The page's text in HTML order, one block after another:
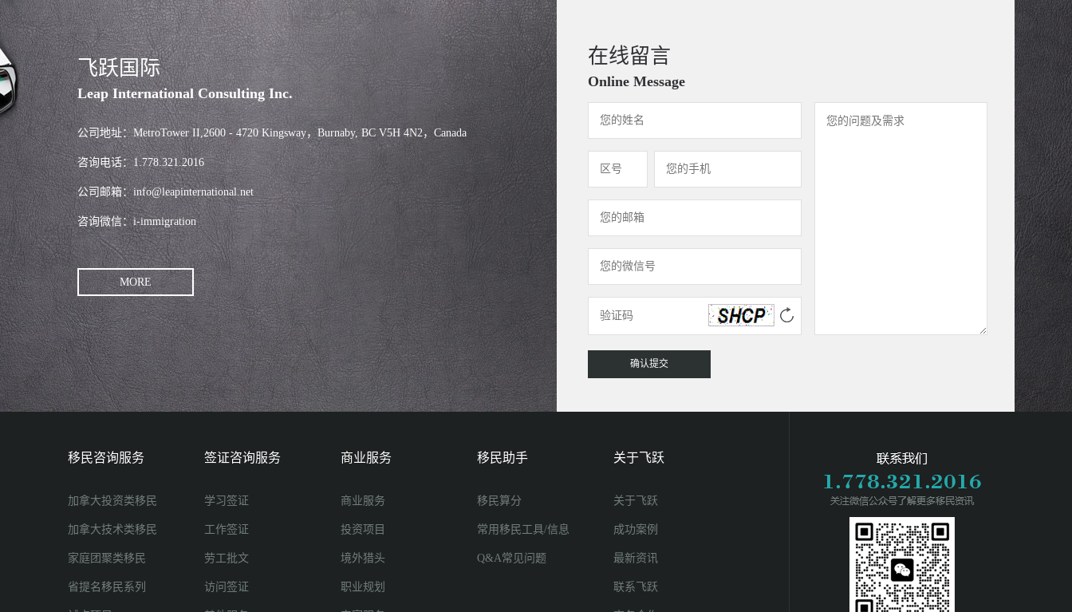
飞跃国际
Leap International Consulting Inc.
公司地址：MetroTower II,2600 - 4720 Kingsway，Burnaby, BC V5H 4N2，Canada
咨询电话：1.778.321.2016
公司邮箱：info@leapinternational.net
咨询微信：i-immigration
MORE
在线留言
Online Message
移民咨询服务
加拿大投资类移民
加拿大技术类移民
家庭团聚类移民
省提名移民系列
签证咨询服务
学习签证
工作签证
劳工批文
访问签证
商业服务
商业服务
投资项目
境外猎头
职业规划
移民助手
移民算分
常用移民工具/信息
Q&A常见问题
关于飞跃
关于飞跃
成功案例
最新资讯
联系飞跃